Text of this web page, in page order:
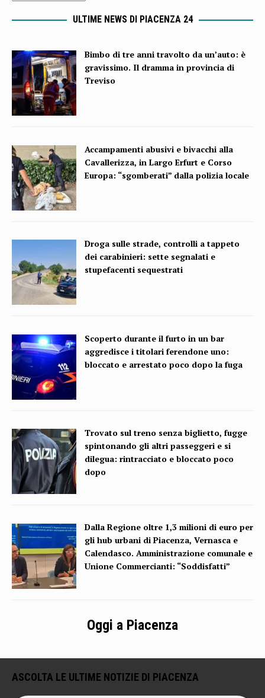
ULTIME NEWS DI PIACENZA 24
Bimbo di tre anni travolto da un’auto: è
gravissimo. Il dramma in provincia di
Treviso
Accampamenti abusivi e bivacchi alla
Cavallerizza, in Largo Erfurt e Corso
Europa: “sgomberati” dalla polizia locale
Droga sulle strade, controlli a tappeto
dei carabinieri: sette segnalati e
stupefacenti sequestrati
Scoperto durante il furto in un bar
aggredisce i titolari ferendone uno:
bloccato e arrestato poco dopo la fuga
Trovato sul treno senza biglietto, fugge
spintonando gli altri passeggeri e si
dilegua: rintracciato e bloccato poco
dopo
Dalla Regione oltre 1,3 milioni di euro per
gli hub urbani di Piacenza, Vernasca e
Calendasco. Amministrazione comunale e
Unione Commercianti: “Soddisfatti”
Oggi a Piacenza
ASCOLTA LE ULTIME NOTIZIE DI PIACENZA